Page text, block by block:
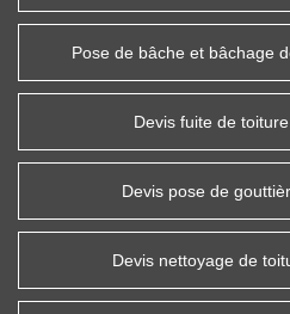
Pose de bâche et bâchage
Devis fuite de
Devis pose de
Devis nettoyage de